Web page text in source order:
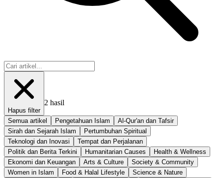
Hapus filter
2 hasil
Semua artikel Pengetahuan Islam
Al-Qur'an dan Tafsir
Sirah dan Sejarah Islam
Pertumbuhan Spiritual
Teknologi dan Inovasi
Tempat dan Perjalanan
Politik dan Berita Terkini
Humanitarian Causes
Health & Wellness
Ekonomi dan Keuangan
Arts & Culture
Society & Community
Women in Islam
Food & Halal Lifestyle
Science & Nature